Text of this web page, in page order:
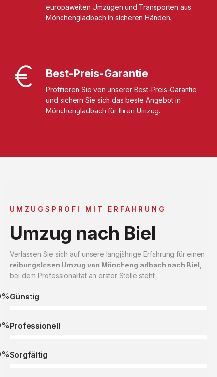
europaweiten Umzügen und Transporten aus
Mönchengladbach in sicheren Händen.
Best-Preis-Garantie
Profitieren Sie von unserer Best-Preis-Garantie
und sichern Sie sich das beste Angebot in
Mönchengladbach für Ihren Umzug.
UMZUGSPROFI MIT ERFAHRUNG
Umzug nach Biel
Verlassen Sie sich auf unsere langjährige Erfahrung für einen
reibungslosen Umzug von Mönchengladbach nach Biel
bei dem Professionalität an erster Stelle steht.
Günstig
Professionell
Sorgfältig